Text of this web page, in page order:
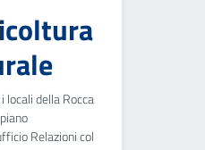
locali della Rocca
Relazioni col